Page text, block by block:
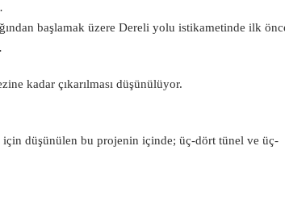
başlamak üzere Dereli yolu istikametinde ilk
kadar çıkarılması düşünülüyor.
düşünülen bu projenin içinde; üç-dört tünel ve üç-